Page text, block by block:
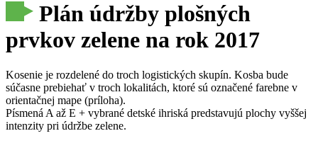
Plán údržby plošných
prvkov zelene na rok 2017
Kosenie je rozdelené do troch logistických skupín. Kosba bude
súčasne prebiehať v troch lokalitách, ktoré sú označené farebne v
orientačnej mape (príloha).
Písmená A až E + vybrané detské ihriská predstavujú plochy vyššej
intenzity pri údržbe zelene.